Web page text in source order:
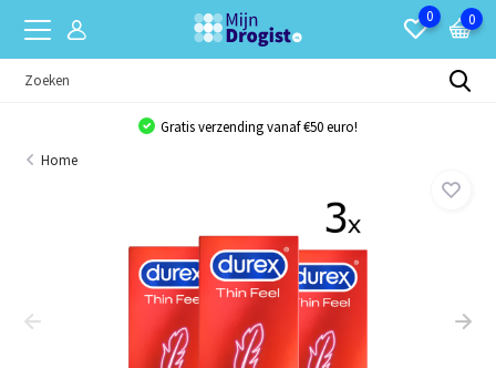
0 0
Gratis verzending vanaf €50 euro!
Home